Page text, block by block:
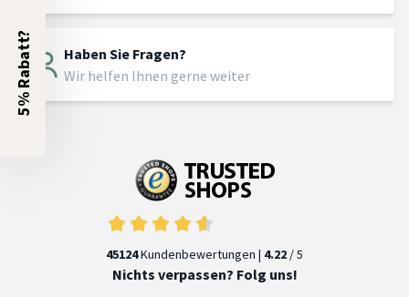
Haben Sie Fragen?
Wir helfen Ihnen gerne weiter
45124Kundenbewertungen | 4.22 / 5
Nichts verpassen? Folg uns!
5% Rabatt?